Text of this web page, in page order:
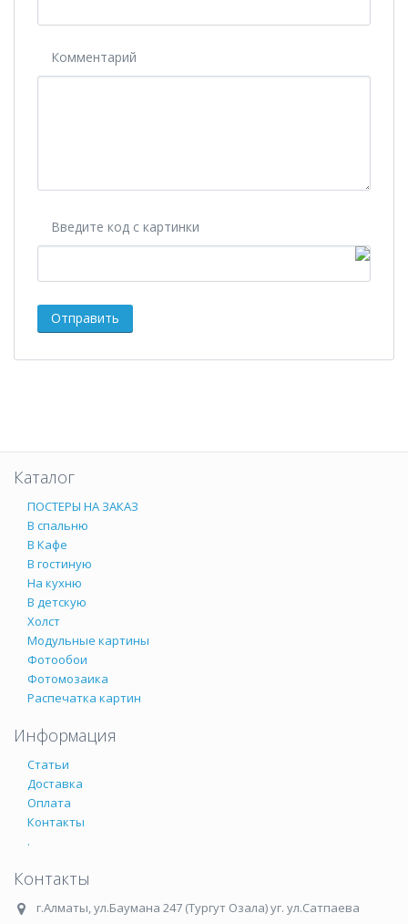
Комментарий
Введите код с картинки
Каталог
ПОСТЕРЫ НА ЗАКАЗ
В спальню
В Кафе
В гостиную
На кухню
В детскую
Холст
Модульные картины
Фотообои
Фотомозаика
Распечатка картин
Информация
Статьи
Доставка
Оплата
Контакты
.
Контакты
г.Алматы,ул.Баумана 247 (Тургут Озала) уг. ул.Сатпаева